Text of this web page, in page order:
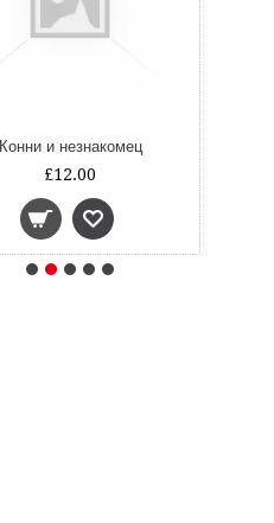
Конни и незнакомец
£12.00